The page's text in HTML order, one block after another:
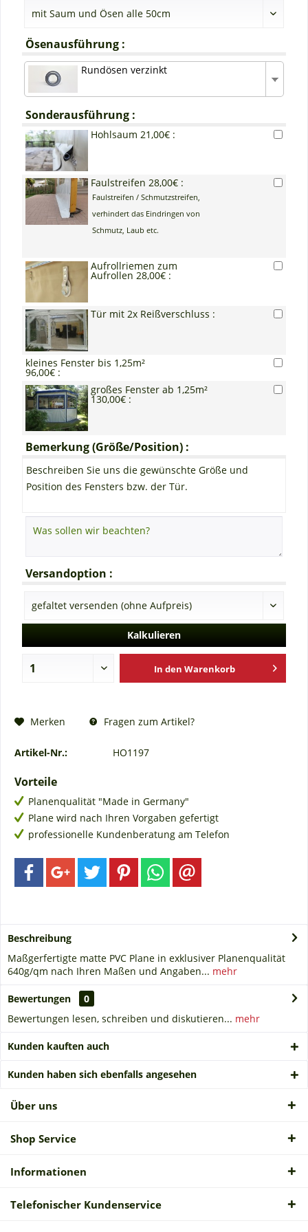
Ösenausführung :
Rundösen verzinkt
Sonderausführung :
Hohlsaum 21,00€ :
Faulstreifen 28,00€ :
Faulstreifen / Schmutzstreifen,
verhindert das Eindringen von
Schmutz, Laub etc.
Aufrollriemen zum
Aufrollen 28,00€ :
Tür mit 2x Reißverschluss :
kleines Fenster bis 1,25m²
96,00€ :
großes Fenster ab 1,25m²
130,00€ :
Bemerkung (Größe/Position) :
Beschreiben Sie uns die gewünschte Größe und
Position des Fensters bzw. der Tür.
Versandoption :
Kalkulieren
In den Warenkorb
Merken Fragen zum Artikel?
Artikel-Nr.: HO1197
Vorteile
Planenqualität "Made in Germany"
Plane wird nach Ihren Vorgaben gefertigt
professionelle Kundenberatung am Telefon
Beschreibung
Maßgerfertigte matte PVC Plane in exklusiver Planenqualität
640g/qm nach Ihren Maßen und Angaben... mehr
Bewertungen
0
Bewertungen lesen, schreiben und diskutieren... mehr
Kunden kauften auch
Kunden haben sich ebenfalls angesehen
Über uns
Shop Service
Informationen
Telefonischer Kundenservice